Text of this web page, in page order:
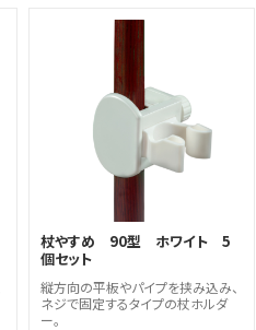
杖やすめ 90型 ホワイト 5
個セット
縦方向の平板やパイプを挟み込み、
ネジで固定するタイプの杖ホルダ
ー。